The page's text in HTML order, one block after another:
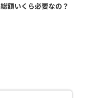
総額いくら必要なの？